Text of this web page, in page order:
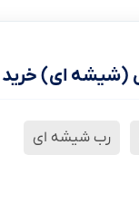
رب شیشه ای